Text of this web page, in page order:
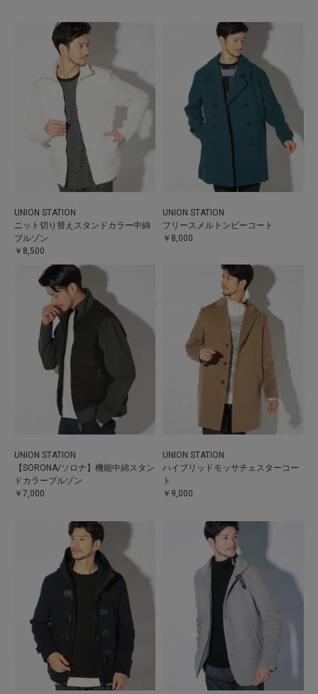
UNION STATION
ニット切り替えスタンドカラー中綿
ブルゾン
￥8,500
UNION STATION
フリースメルトンピーコート
￥8,000
UNION STATION
【SORONA/ソロナ】機能中綿スタン
ドカラーブルゾン
￥7,000
UNION STATION
ハイブリッドモッサチェスターコー
ト
￥9,000